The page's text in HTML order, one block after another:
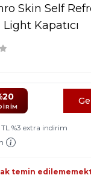
Skin Self
Kapatıcı
20
TL %3 extra indirim
temin